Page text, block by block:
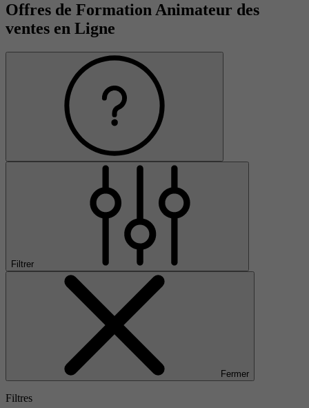
Offres de Formation Animateur des
ventes en Ligne
Filtrer
Fermer
Filtres